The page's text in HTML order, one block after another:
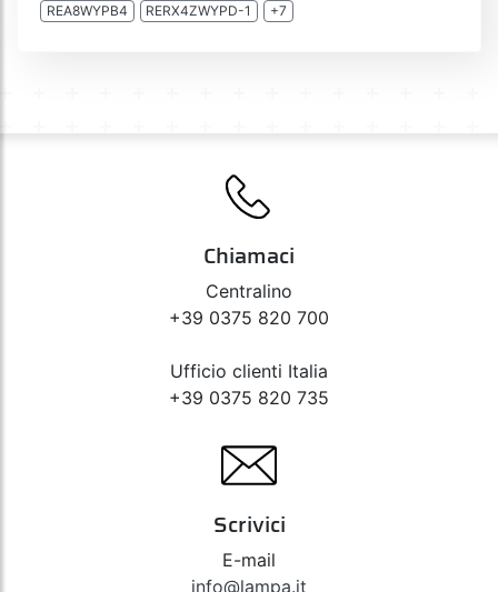
REA8WYPB4
RERX4ZWYPD-1 +7
Chiamaci
Centralino
+39 0375 820 700
Ufficio clienti Italia
+39 0375 820 735
Scrivici
E-mail
info@lampa.it